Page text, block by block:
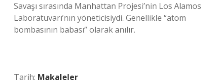
Savaşı sırasında Manhattan Projesi’nin Los Alamos
Laboratuvarı’nın yöneticisiydi. Genellikle “atom
bombasının babası” olarak anılır.
Tarih: Makaleler